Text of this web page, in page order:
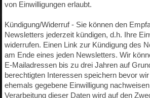
von Einwilligungen erlaubt.
Kündigung/Widerruf - Sie können den
Newsletters jederzeit kündigen, d.h. Ihre
widerrufen. Einen Link zur Kündigung des
am Ende eines jeden Newsletters. Wir
E-Mailadressen bis zu drei Jahren auf
berechtigten Interessen speichern bevor
ehemals gegebene Einwilligung
Verarbeitung dieser Daten wird auf den